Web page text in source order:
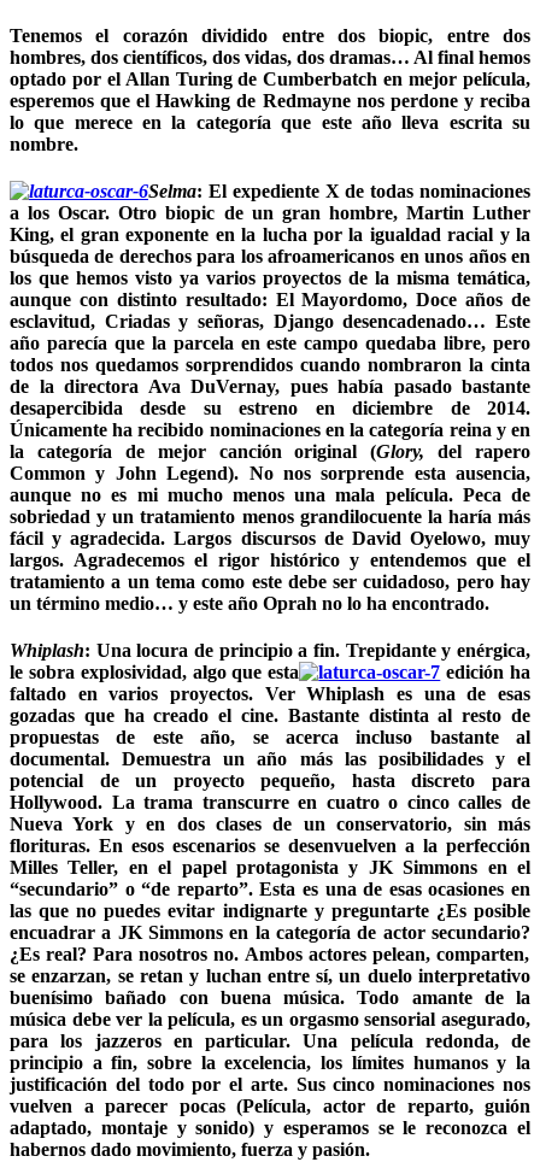
Tenemos el corazón dividido entre dos biopic, entre dos
hombres, dos científicos, dos vidas, dos dramas… Al final hemos
optado por el Allan Turing de Cumberbatch en mejor película,
esperemos que el Hawking de Redmayne nos perdone y reciba
lo que merece en la categoría que este año lleva escrita su
nombre.
Selma: El expediente X de todas nominaciones
a los Oscar. Otro biopic de un gran hombre, Martin Luther
King, el gran exponente en la lucha por la igualdad racial y la
búsqueda de derechos para los afroamericanos en unos años en
los que hemos visto ya varios proyectos de la misma temática,
aunque con distinto resultado: El Mayordomo,Doce años de
esclavitud, Criadas y señoras, Django desencadenado… Este
año parecía que la parcela en este campo quedaba libre, pero
todos nos quedamos sorprendidos cuando nombraron la cinta
de la directora Ava DuVernay, pues había pasado bastante
desapercibida desde su estreno en diciembre de 2014.
Únicamente ha recibido nominaciones en la categoría reina y en
la categoría de mejor canción original (Glory,del rapero
Common y John Legend). No nos sorprende esta ausencia,
aunque no es mi mucho menos una mala película. Peca de
sobriedad y un tratamiento menos grandilocuente la haría más
fácil y agradecida. Largos discursos de David Oyelowo, muy
largos. Agradecemos el rigor histórico y entendemos que el
tratamiento a un tema como este debe ser cuidadoso, pero hay
un término medio… y este año Oprah no lo ha encontrado.
Whiplash: Una locura de principio a fin. Trepidante y enérgica,
le sobra explosividad, algo que esta
edición ha
faltado en varios proyectos. Ver Whiplash es una de esas
gozadas que ha creado el cine. Bastante distinta al resto de
propuestas de este año, se acerca incluso bastante al
documental. Demuestra un año más las posibilidades y el
potencial de un proyecto pequeño, hasta discreto para
Hollywood. La trama transcurre en cuatro o cinco calles de
Nueva York y en dos clases de un conservatorio, sin más
florituras. En esos escenarios se desenvuelven a la perfección
Milles Teller, en el papel protagonista y JK Simmons en el
“secundario” o “de reparto”. Esta es una de esas ocasiones en
las que no puedes evitar indignarte y preguntarte ¿Es posible
encuadrar a JK Simmons en la categoría de actor secundario?
¿Es real? Para nosotros no. Ambos actores pelean, comparten,
se enzarzan, se retan y luchan entre sí, un duelo interpretativo
buenísimo bañado con buena música. Todo amante de la
música debe ver la película, es un orgasmo sensorial asegurado,
para los jazzeros en particular. Una película redonda, de
principio a fin, sobre la excelencia, los límites humanos y la
justificación del todo por el arte. Sus cinco nominaciones nos
vuelven a parecer pocas (Película, actor de reparto, guión
adaptado, montaje y sonido) y esperamos se le reconozca el
habernos dado movimiento, fuerza y pasión.